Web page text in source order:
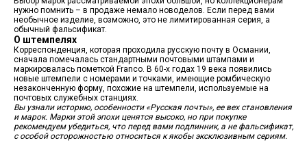
нужно помнить – в продаже немало новоделов. Если перед вами
необычное изделие, возможно, это не лимитированная серия, а
обычный фальсификат.
О штемпелях
Корреспонденция, которая проходила русскую почту в Османии,
сначала помечалась стандартными почтовыми штампами и
маркировалась пометкой Franco. В 60-х годах 19 века появились
новые штемпели с номерами и точками, имеющие ромбическую
незаконченную форму, похожие на штемпели, используемые на
почтовых служебных станциях.
Вы узнали историю, особенности «Русская почты», ее вех становления
и марок. Марки этой эпохи ценятся высоко, но при покупке
рекомендуем убедиться, что перед вами подлинник, а не фальсификат,
с особой осторожностью относиться к якобы эксклюзивным сериям.